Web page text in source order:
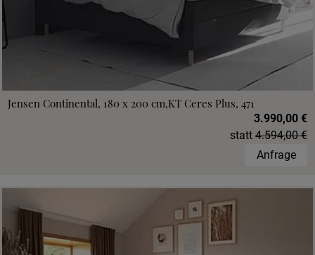
Jensen Continental, 180 x 200 cm,KT Ceres Plus, 471
3.990,00 €
statt 4.594,00 €
Anfrage